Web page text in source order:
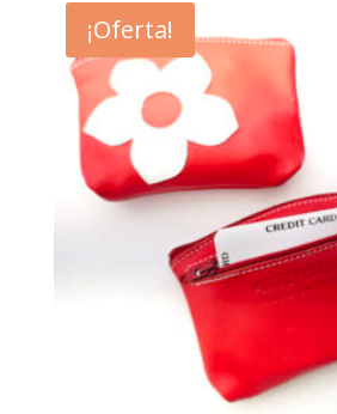
¡Oferta!